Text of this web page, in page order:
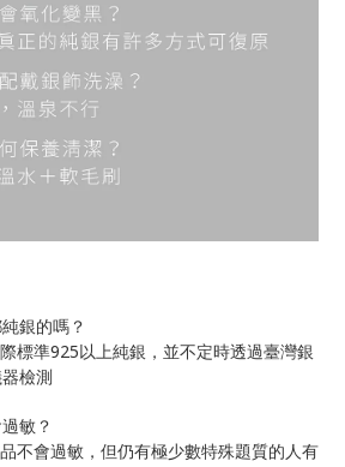
銀的嗎？
標準925 以上純銀，並不定時透過臺灣銀
檢測
敏？
不會過敏，但仍有極少數特殊題質的人有